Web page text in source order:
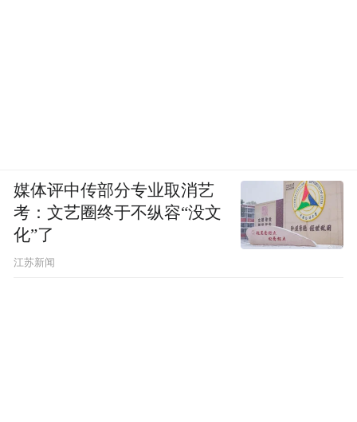
媒体评中传部分专业取消艺
考：文艺圈终于不纵容“没文
化”了
江苏新闻